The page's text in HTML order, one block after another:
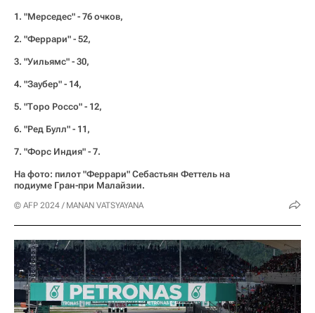
1. "Мерседес" - 76 очков,
2. "Феррари" - 52,
3. "Уильямс" - 30,
4. "Заубер" - 14,
5. "Торо Россо" - 12,
6. "Ред Булл" - 11,
7. "Форс Индия" - 7.
На фото: пилот "Феррари" Себастьян Феттель на
подиуме Гран-при Малайзии.
© AFP 2024 / MANAN VATSYAYANA